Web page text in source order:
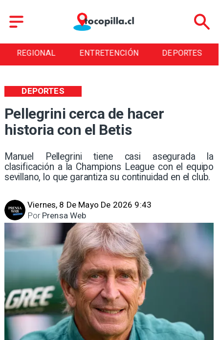
REGIONAL ENTRETENCIÓN DEPORTES
Pellegrini cerca de hacer
historia con el Betis
Manuel Pellegrini tiene casi asegurada la
clasificación a la Champions League con el equipo
sevillano, lo que garantiza su continuidad en el club.
DEPORTES
Viernes, 8 De Mayo De 2026 9:43
Prensa Web
Por